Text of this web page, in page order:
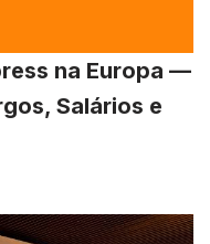
na Europa —
Salários e